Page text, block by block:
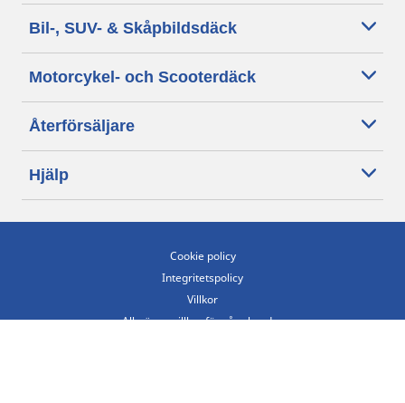
Bil-, SUV- & Skåpbildsdäck
Motorcykel- och Scooterdäck
Återförsäljare
Hjälp
Cookie policy
Integritetspolicy
Villkor
Allmänna villkor för våra kunder